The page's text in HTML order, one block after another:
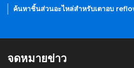
ค้นหาชิ้นส่วนอะไหล่สำหรับเตาอบ
จดหมายข่าว